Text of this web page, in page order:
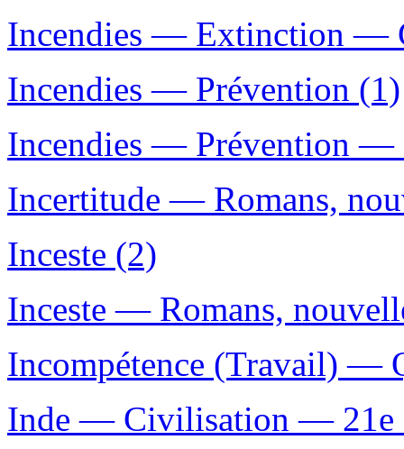
Incendies — Extinction —
Incendies — Prévention (1)
Incendies — Prévention —
Incertitude — Romans,
Inceste (2)
Inceste — Romans,
Incompétence (Travail) —
Inde — Civilisation — 21e